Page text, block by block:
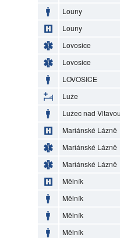
Louny
Louny
Lovosice
Lovosice
LOVOSICE
Luže
Lužec nad
Mariánské Lázně
Mariánské Lázně
Mariánské Lázně
Mělník
Mělník
Mělník
Mělník